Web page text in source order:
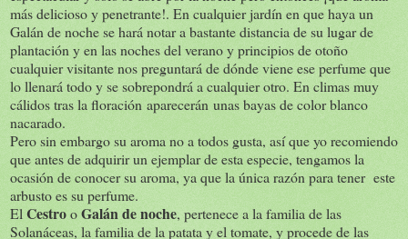
más delicioso y penetrante!. En cualquier jardín en que haya un
Galán de noche se hará notar a bastante distancia de su lugar de
plantación y en las noches del verano y principios de otoño
cualquier visitante nos preguntará de dónde viene ese perfume que
lo llenará todo y se sobrepondrá a cualquier otro. En climas muy
cálidos tras la floración aparecerán unas bayas de color blanco
nacarado.
Pero sin embargo su aroma no a todos gusta, así que yo recomiendo
que antes de adquirir un ejemplar de esta especie, tengamos la
ocasión de conocer su aroma, ya que la única razón para tener este
arbusto es su perfume.
El CestrooGalán de noche, pertenece a la familia de las
Solanáceas, la familia de la patata y el tomate, y procede de las